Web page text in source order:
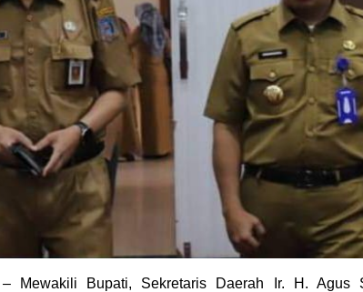
– Mewakili Bupati, Sekretaris Daerah Ir. H. Agus